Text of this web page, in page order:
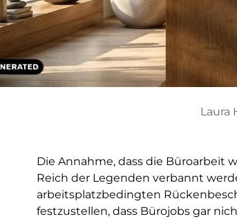
Laura
Die Annahme, dass die Büroarbeit
Reich der Legenden verbannt
arbeitsplatzbedingten
festzustellen, dass Bürojobs gar